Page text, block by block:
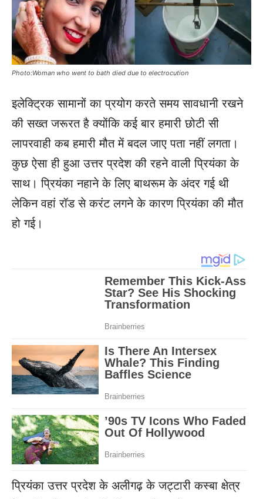
Photo:Woman who went to bath died due to electrocution
इलेक्ट्रिक सामानों का प्रयोग करते समय सावधानी रखने
की सख्त जरूरत है क्योंकि कई बार हमारी छोटी सी
लापरवाही कब हमारी मौत में बदल जाए पता नहीं लगता।
कुछ ऐसा ही हुआ उत्तर प्रदेश की रहने वाली प्रियंका के
साथ। प्रियंका नहाने के लिए बाथरूम के अंदर गई थी
लेकिन वहां रॉड से करंट लगने के कारण प्रियंका की मौत
हो गई।
प्रियंका उत्तर प्रदेश के अलीगढ़ के जट्टारी कस्बा क्षेत्र